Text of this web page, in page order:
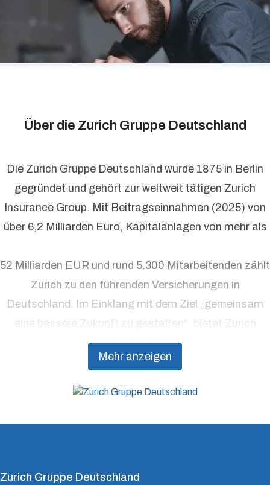
Über die Zurich Gruppe Deutschland
Mehr anzeigen
Die Zurich Gruppe Deutschland wurde 1875 in Berlin
gegründet und gehört zur weltweit tätigen Zurich
Insurance Group. Mit Beitragseinnahmen (2025) von
über 6,2 Milliarden Euro, Kapitalanlagen von mehr als
52 Milliarden EUR und rund 5.300 Mitarbeitenden zählt
Zurich zu den führenden Versicherungen in
Deutschland. Im Einklang mit dem Ziel „gemeinsam
eine bessere Zukunft zu gestalten“, bietet Zurich
Präventionsdienstleistungen an, die über traditionelle
Versicherungsprodukte hinausgehen, um Kunden
Zurich Gruppe Deutschland